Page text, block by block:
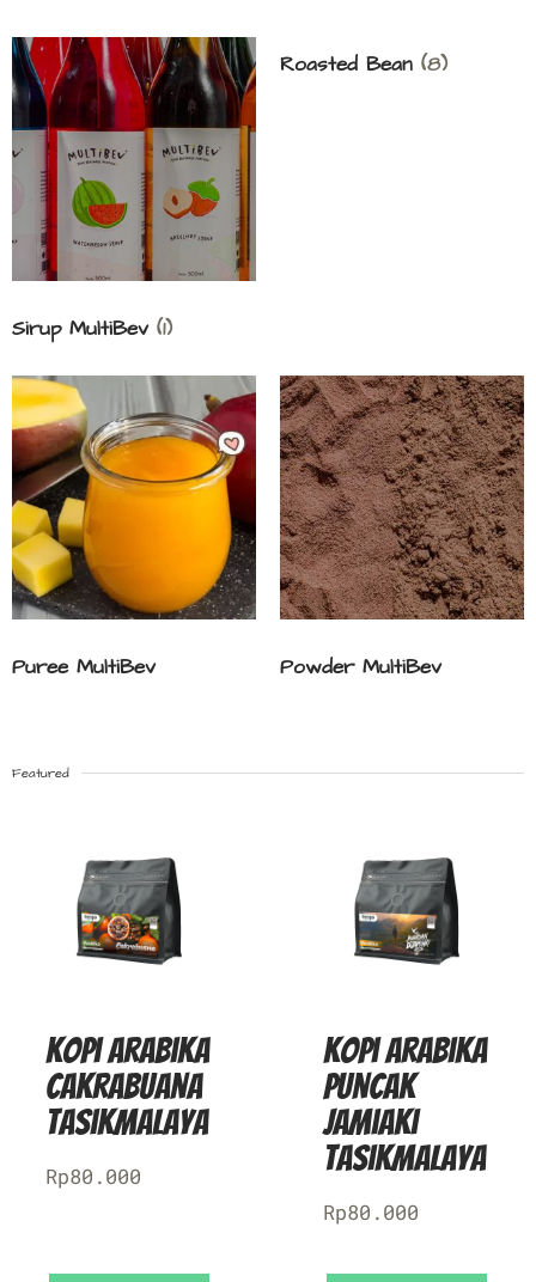
Sirup MultiBev (1)
Roasted Bean (8)
Puree MultiBev Powder MultiBev
Featured
Kopi Arabika
Cakrabuana
Tasikmalaya
Rp80.000
Kopi Arabika
Puncak
Jamiaki
Tasikmalaya
Rp80.000